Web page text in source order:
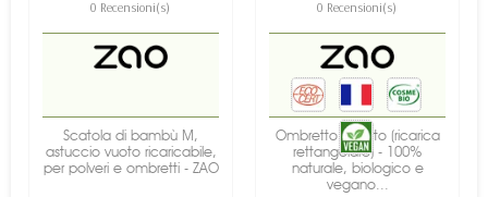
0 Recensioni(s)
Scatola di bambù M,
astuccio vuoto ricaricabile,
per polveri e ombretti - ZAO
0 Recensioni(s)
Ombretto perlato (ricarica
rettangolare) - 100%
naturale, biologico e
vegano...